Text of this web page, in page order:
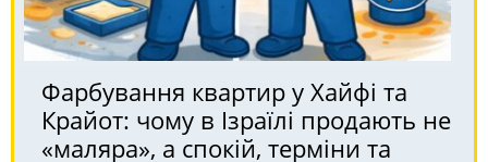
Фарбування квартир у Хайфі та
Крайот: чому в Ізраїлі продають не
«маляра», а спокій, терміни та